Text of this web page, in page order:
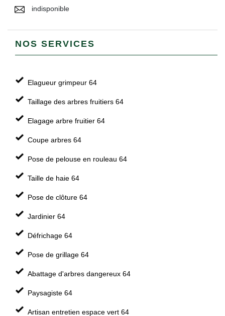
indisponible
NOS SERVICES
Elagueur grimpeur 64
Taillage des arbres fruitiers 64
Elagage arbre fruitier 64
Coupe arbres 64
Pose de pelouse en rouleau 64
Taille de haie 64
Pose de clôture 64
Jardinier 64
Défrichage 64
Pose de grillage 64
Abattage d'arbres dangereux 64
Paysagiste 64
Artisan entretien espace vert 64